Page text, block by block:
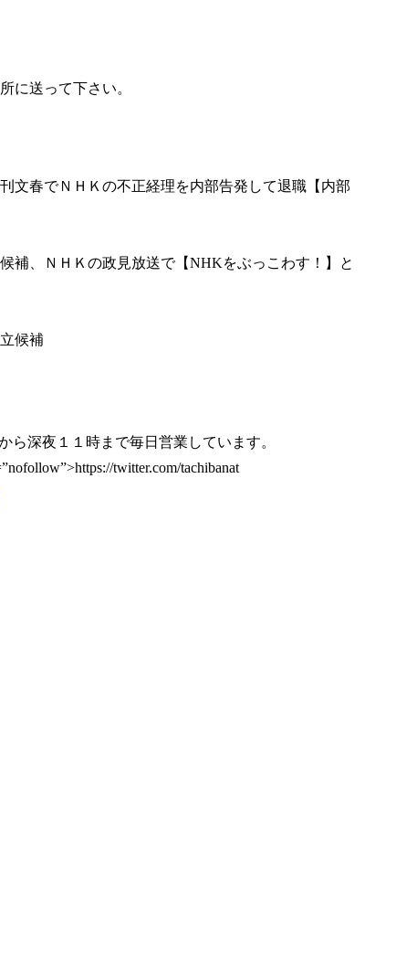
に送って下さい。
文春でＮＨＫの不正経理を内部告発して退職【内部
補、ＮＨＫの政見放送で【NHKをぶっこわす！】と
候補
ら深夜１１時まで毎日営業しています。
twitter.com/tachibanat